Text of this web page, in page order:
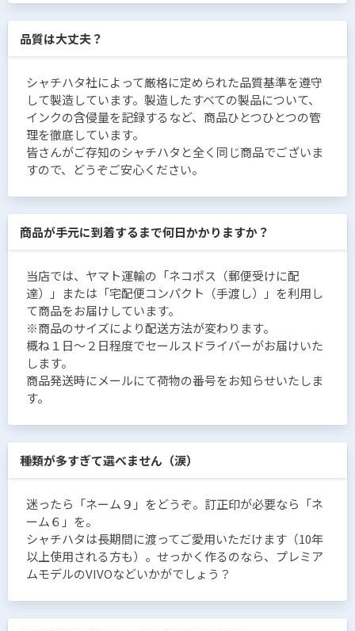
品質は大丈夫？
シャチハタ社によって厳格に定められた品質基準を遵守
して製造しています。製造したすべての製品について、
インクの含侵量を記録するなど、商品ひとつひとつの管
理を徹底しています。
皆さんがご存知のシャチハタと全く同じ商品でございま
すので、どうぞご安心ください。
商品が手元に到着するまで何日かかりますか？
当店では、ヤマト運輸の「ネコポス（郵便受けに配
達）」または「宅配便コンパクト（手渡し）」を利用し
て商品をお届けしています。
※商品のサイズにより配送方法が変わります。
概ね１日〜２日程度でセールスドライバーがお届けいた
します。
商品発送時にメールにて荷物の番号をお知らせいたしま
す。
種類が多すぎて選べません（涙）
迷ったら「ネーム９」をどうぞ。訂正印が必要なら「ネ
ーム６」を。
シャチハタは長期間に渡ってご愛用いただけます（10年
以上使用される方も）。せっかく作るのなら、プレミア
ムモデルのVIVOなどいかがでしょう？